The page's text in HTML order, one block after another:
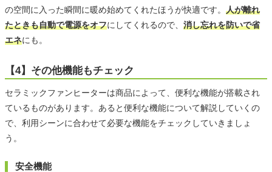
の空間に入った瞬間に暖め始めてくれたほうが快適です。 人が離れ
たときも自動で電源をオフにしてくれるので、 消し忘れを防いで省
エネにも。
【4】その他機能もチェック
セラミックファンヒーターは商品によって、便利な機能が搭載され
ているものがあります。あると便利な機能について解説していくの
で、利用シーンに合わせて必要な機能をチェックしていきましょ
う。
安全機能